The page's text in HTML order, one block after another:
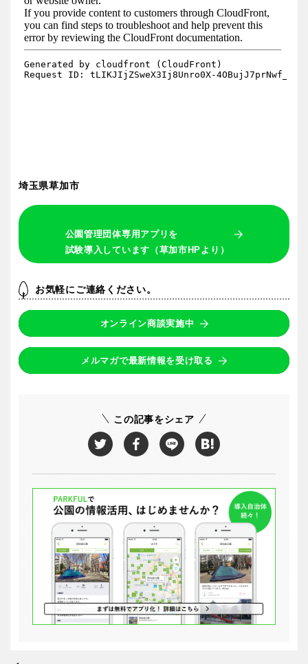
埼玉県草加市
公園管理団体専用アプリを
試験導入しています（草加市HPより）
お気軽にご連絡ください。
オンライン商談実施中
メルマガで最新情報を受け取る
この記事をシェア